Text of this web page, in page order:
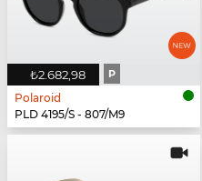
₺2.682,98 P
Polaroid
PLD 4195/S - 807/M9